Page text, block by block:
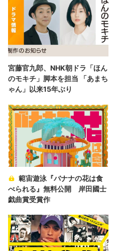
宮藤官九郎、NHK朝ドラ「ほん
のモキチ」脚本を担当 「あまち
ゃん」以来15年ぶり
範宙遊泳『バナナの花は食
べられる』無料公開 岸田國士
戯曲賞受賞作